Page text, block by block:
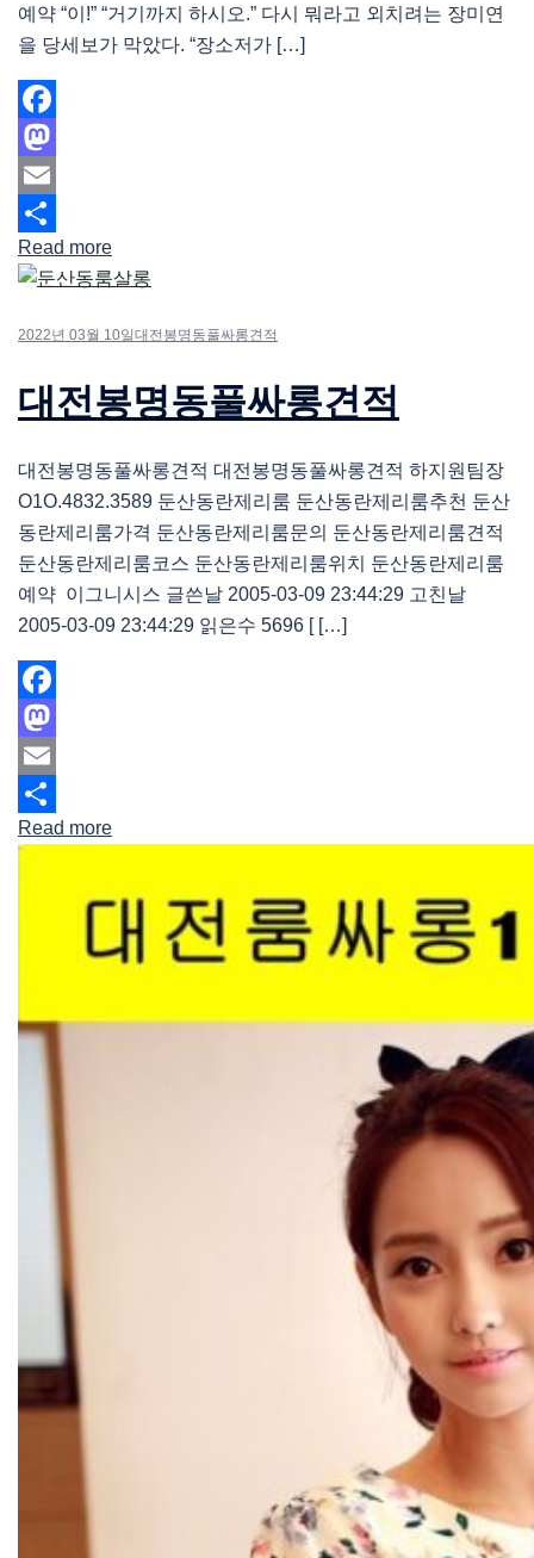
예약 “이!” “거기까지 하시오.” 다시 뭐라고 외치려는 장미연
을 당세보가 막았다. “장소저가 […]
Facebook
Mastodon
Email
Share
Read more
2022년 03월 10일 대전봉명동풀싸롱견적
대전봉명동풀싸롱견적
대전봉명동풀싸롱견적 대전봉명동풀싸롱견적 하지원팀장
O1O.4832.3589 둔산동란제리룸 둔산동란제리룸추천 둔산
동란제리룸가격 둔산동란제리룸문의 둔산동란제리룸견적
둔산동란제리룸코스 둔산동란제리룸위치 둔산동란제리룸
예약 이그니시스 글쓴날 2005-03-09 23:44:29 고친날
2005-03-09 23:44:29 읽은수 5696 [ […]
Facebook
Mastodon
Email
Share
Read more